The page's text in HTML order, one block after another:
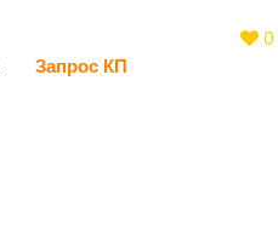
Запрос КП
0